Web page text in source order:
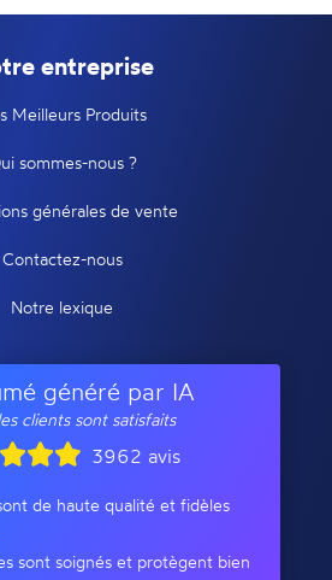
entreprise
Meilleurs Produits
sommes-nous ?
générales de vente
Contactez-nous
Notre lexique
généré par IA
clients sont satisfaits
3962 avis
de haute qualité et fidèles
sont soignés et protègent bien